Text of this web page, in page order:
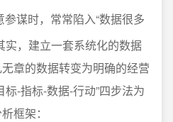
谋时，常常陷入“数据很多
实，建立一套系统化的数据
章的数据转变为明确的经营
-指标-数据-行动”四步法为
框架：